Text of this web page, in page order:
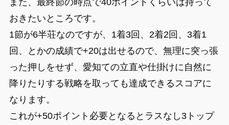
おきたいところです。
1節が6半荘なのですが、1着3回、2着2回、3着1
回、とかの成績で+20は出せるので、無理に突っ張
った押しをせず、愛知ての立直や仕掛けに自然に
降りたりする戦略を取っても達成できるスコアに
なります。
これが+50ポイント必要となるとラスなし3トップ